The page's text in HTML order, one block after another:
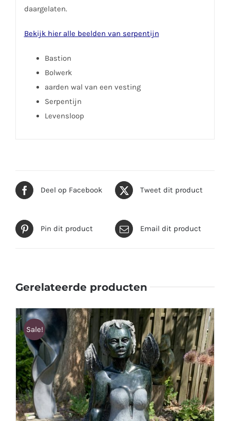
daargelaten.
Bekijk hier alle beelden van serpentijn
Bastion
Bolwerk
aarden wal van een vesting
Serpentijn
Levensloop
Deel op Facebook Tweet dit product
Pin dit product Email dit product
Gerelateerde producten
Sale!